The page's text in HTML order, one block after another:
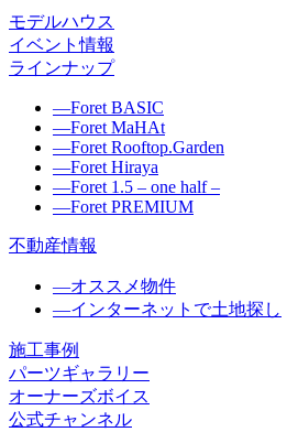
モデルハウス
イベント情報
ラインナップ
―Foret BASIC
―Foret MaHAt
―Foret Rooftop.Garden
―Foret Hiraya
―Foret 1.5 – one half –
―Foret PREMIUM
不動産情報
―オススメ物件
―インターネットで土地探し
施工事例
パーツギャラリー
オーナーズボイス
公式チャンネル